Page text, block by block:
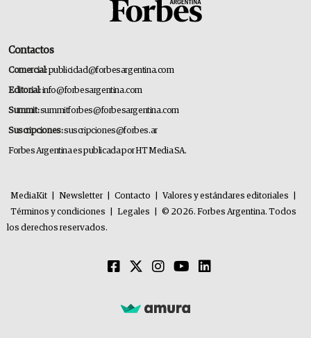
Contactos
Comercial:publicidad@forbesargentina.com
Editorial:info@forbesargentina.com
Summit:summitforbes@forbesargentina.com
Suscripciones:suscripciones@forbes.ar
Forbes Argentina es publicada por HT Media SA.
MediaKit Newsletter Contacto Valores y estándares editoriales
Términos y condiciones
Legales
© 2026. Forbes Argentina. Todos
los derechos reservados.